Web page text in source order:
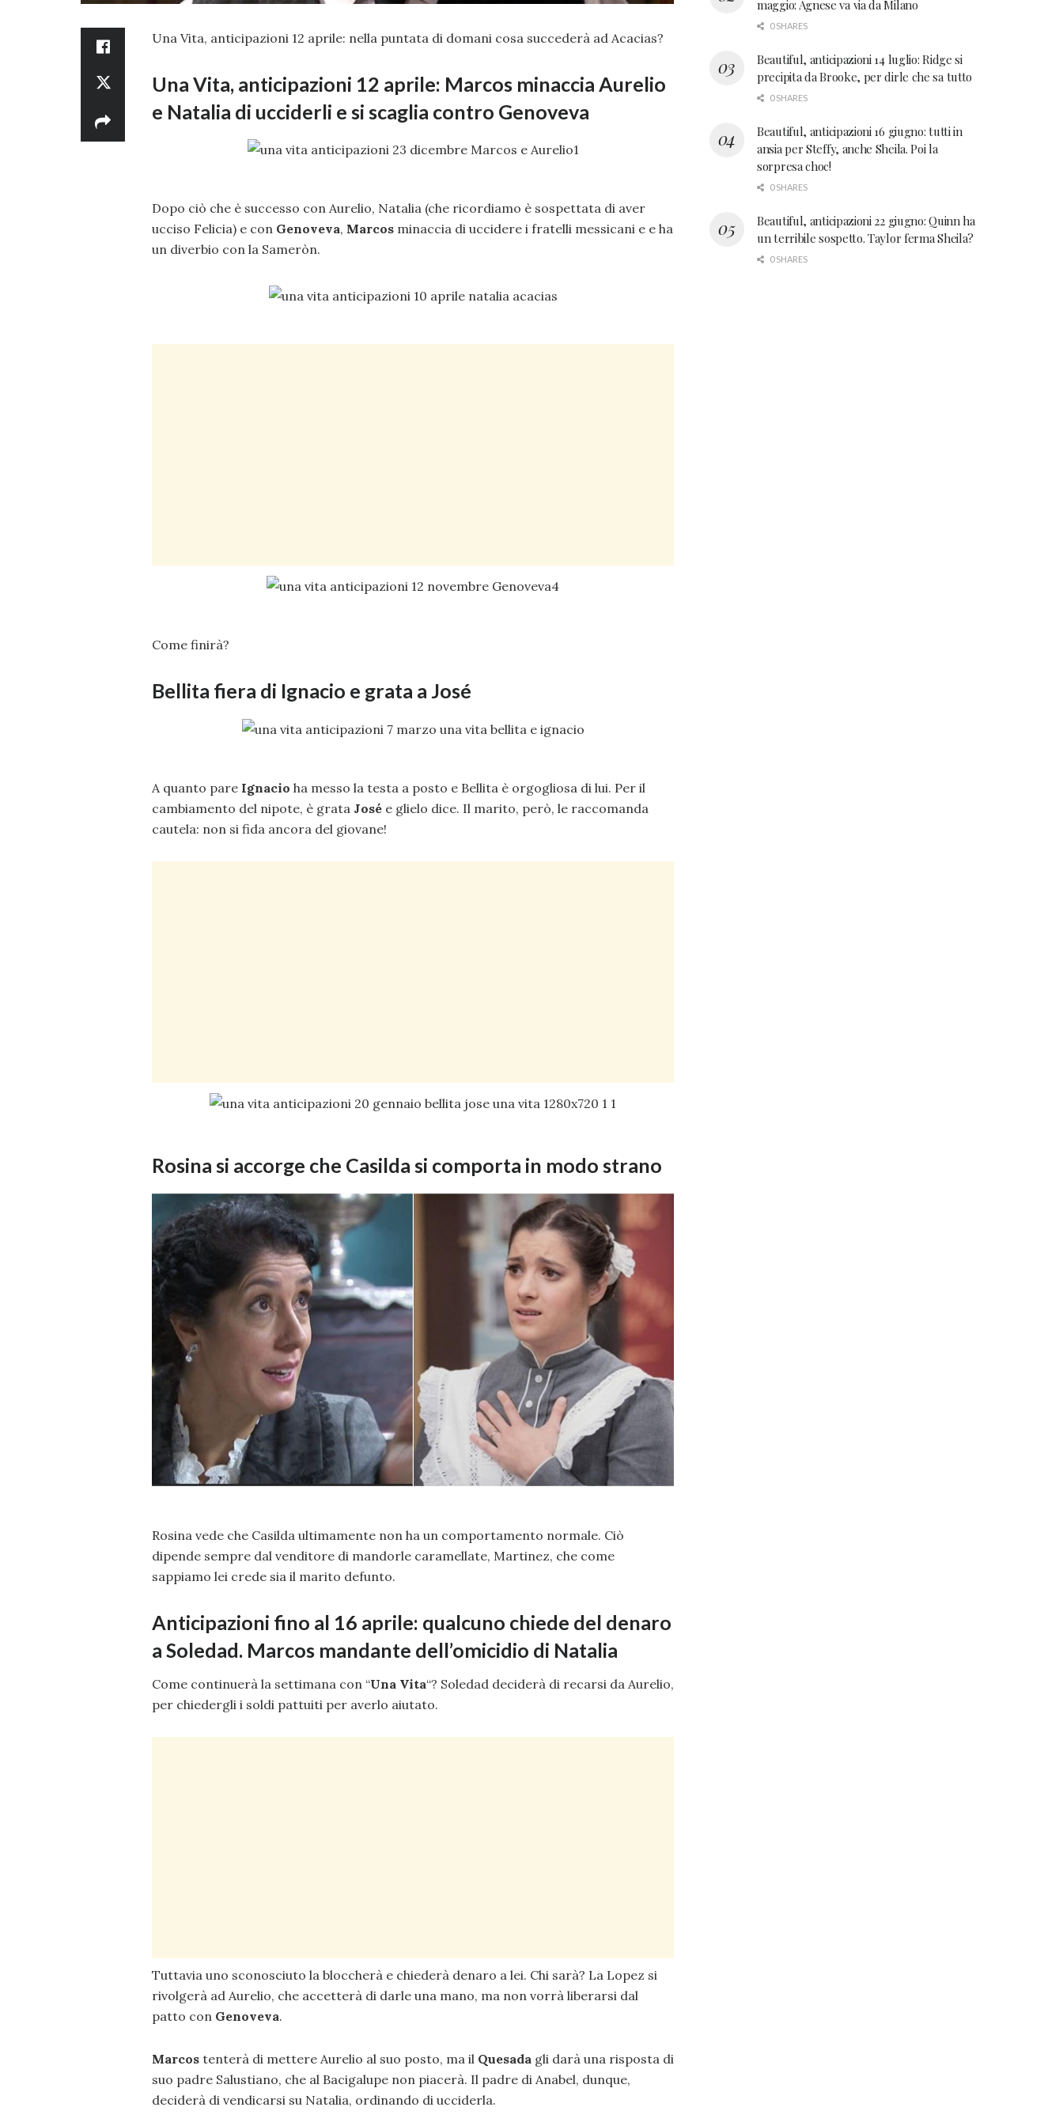
Una Vita, anticipazioni 12 aprile: nella puntata di domani cosa succederà ad Acacias?
Una Vita, anticipazioni 12 aprile: Marcos minaccia Aurelio
e Natalia di ucciderli e si scaglia contro Genoveva
Dopo ciò che è successo con Aurelio, Natalia (che ricordiamo è sospettata di aver
ucciso Felicia) e con Genoveva, Marcos minaccia di uccidere i fratelli messicani e e ha
un diverbio con la Sameròn.
Come finirà?
Bellita fiera di Ignacio e grata a José
A quanto pare Ignacio ha messo la testa a posto e Bellita è orgogliosa di lui. Per il
cambiamento del nipote, è grata José e glielo dice. Il marito, però, le raccomanda
cautela: non si fida ancora del giovane!
Rosina si accorge che Casilda si comporta in modo strano
Rosina vede che Casilda ultimamente non ha un comportamento normale. Ciò
dipende sempre dal venditore di mandorle caramellate, Martinez, che come
sappiamo lei crede sia il marito defunto.
Anticipazioni fino al 16 aprile: qualcuno chiede del denaro
a Soledad. Marcos mandante dell’omicidio di Natalia
Come continuerà la settimana con “Una Vita“? Soledad deciderà di recarsi da Aurelio,
per chiedergli i soldi pattuiti per averlo aiutato.
Tuttavia uno sconosciuto la bloccherà e chiederà denaro a lei. Chi sarà? La Lopez si
rivolgerà ad Aurelio, che accetterà di darle una mano, ma non vorrà liberarsi dal
patto con Genoveva.
Marcos tenterà di mettere Aurelio al suo posto, ma il Quesada gli darà una risposta di
suo padre Salustiano, che al Bacigalupe non piacerà. Il padre di Anabel, dunque,
deciderà di vendicarsi su Natalia, ordinando di ucciderla.
maggio: Agnese va via da Milano
0 SHARES
Beautiful, anticipazioni 14 luglio: Ridge si
precipita da Brooke, per dirle che sa tutto
0 SHARES
Beautiful, anticipazioni 16 giugno: tutti in
ansia per Steffy, anche Sheila. Poi la
sorpresa choc!
0 SHARES
Beautiful, anticipazioni 22 giugno: Quinn ha
un terribile sospetto. Taylor ferma Sheila?
0 SHARES